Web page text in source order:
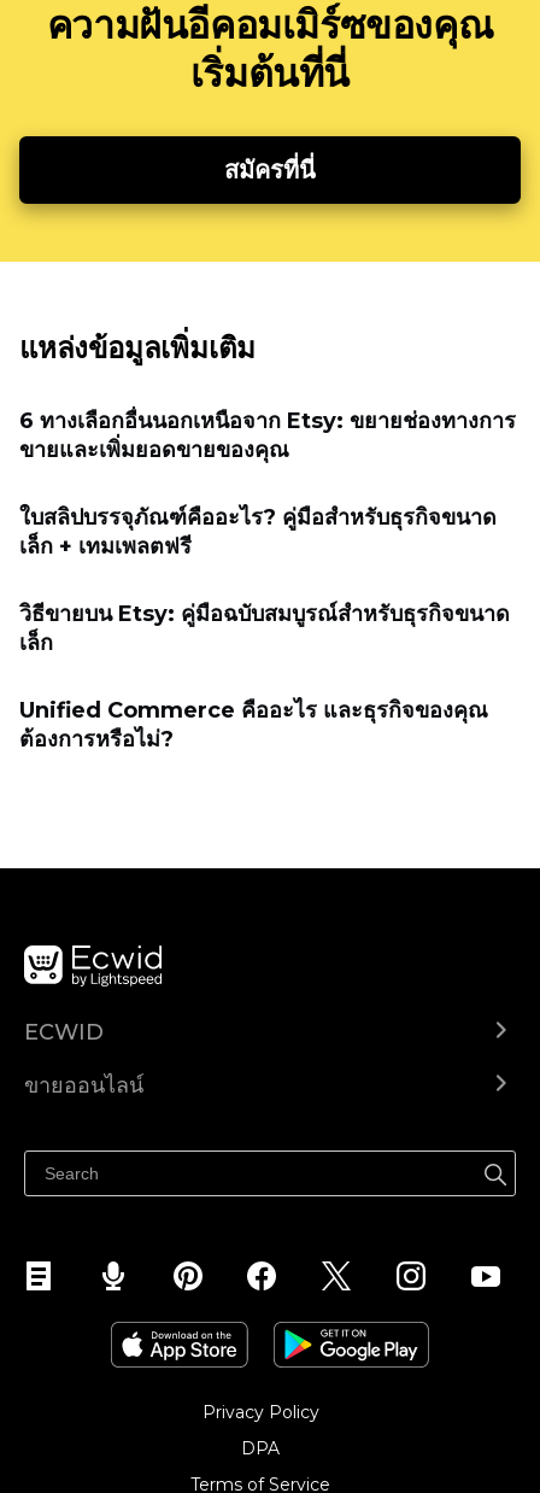
ความฝันอีคอมเมิร์ซของคุณ
เริ่มต้นที่นี่
สมัครที่นี่
แหล่งข้อมูลเพิ่มเติม
6 ทางเลือกอื่นนอกเหนือจาก Etsy: ขยายช่องทางการ
ขายและเพิ่มยอดขายของคุณ
ใบสลิปบรรจุภัณฑ์คืออะไร? คู่มือสำหรับธุรกิจขนาด
เล็ก + เทมเพลตฟรี
วิธีขายบน Etsy: คู่มือฉบับสมบูรณ์สำหรับธุรกิจขนาด
เล็ก
Unified Commerce คืออะไร และธุรกิจของคุณ
ต้องการหรือไม่?
ECWID
ราคา
ขายออนไลน์
ขายบนเฟสบุ๊ค
Privacy Policy
DPA
Terms of Service